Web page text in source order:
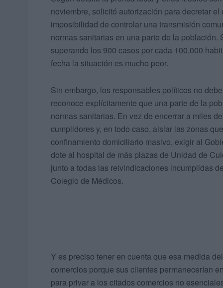
noviembre, solicitó autorización para decretar
imposibilidad de controlar una transmisión
normas sanitarias en una parte de la
superando los 900 casos por cada 100.000
fecha la situación es mucho peor.
Sin embargo, los responsables políticos no
reconoce explícitamente que una parte de la
normas sanitarias. En vez de encerrar a miles
cumplidores y, en todo caso, aislar las zonas
confinamiento domiciliario masivo, exigir al
dote al hospital de más plazas de Unidad de
junto a todas las reivindicaciones incumplidas
Colegio de Médicos.
Y es preciso tener en cuenta que esa medida
comercios porque sus clientes permanecerían
para privar a los citados comercios no